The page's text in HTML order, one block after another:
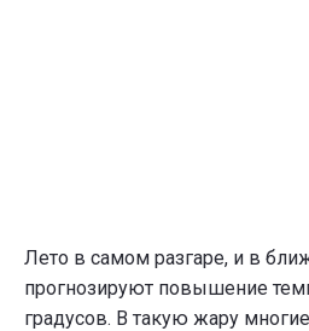
Лето в самом разгаре, и в
прогнозируют повышение
градусов. В такую жару